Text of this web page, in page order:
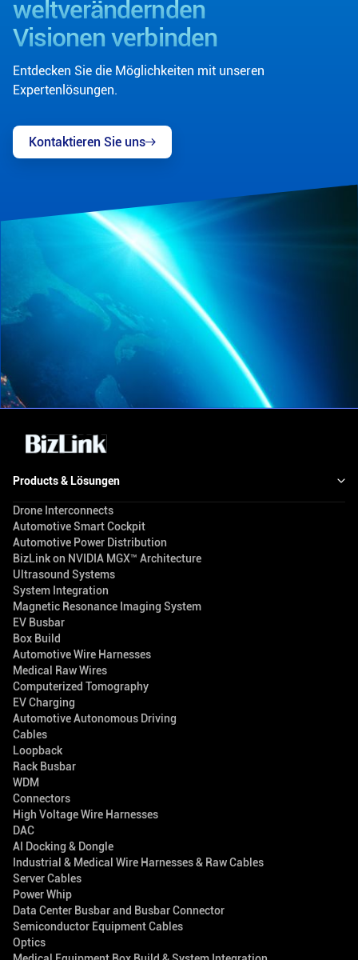
weltverändernden
Visionen verbinden
Entdecken Sie die Möglichkeiten mit unseren
Expertenlösungen.
Kontaktieren Sie uns
Products & Lösungen
Drone Interconnects
Automotive Smart Cockpit
Automotive Power Distribution
BizLink on NVIDIA MGX™ Architecture
Ultrasound Systems
System Integration
Magnetic Resonance Imaging System
EV Busbar
Box Build
Automotive Wire Harnesses
Medical Raw Wires
Computerized Tomography
EV Charging
Automotive Autonomous Driving
Cables
Loopback
Rack Busbar
WDM
Connectors
High Voltage Wire Harnesses
DAC
AI Docking & Dongle
Industrial & Medical Wire Harnesses & Raw Cables
Server Cables
Power Whip
Data Center Busbar and Busbar Connector
Semiconductor Equipment Cables
Optics